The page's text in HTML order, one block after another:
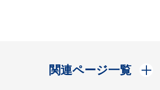
関連ページ一覧
開く